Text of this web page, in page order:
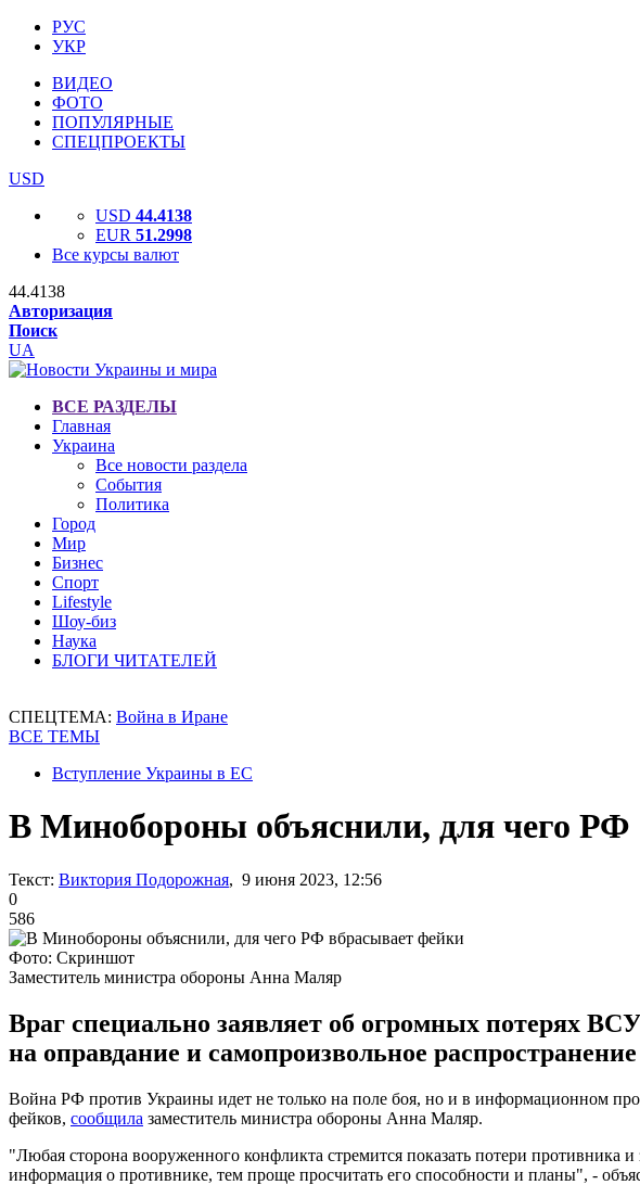
РУС
УКР
ВИДЕО
ФОТО
ПОПУЛЯРНЫЕ
СПЕЦПРОЕКТЫ
USD
USD 44.4138
EUR 51.2998
Все курсы валют
44.4138
Авторизация
Поиск
UA
ВСЕ РАЗДЕЛЫ
Главная
Украина
Все новости раздела
События
Политика
Город
Мир
Бизнес
Спорт
Lifestyle
Шоу-биз
Наука
БЛОГИ ЧИТАТЕЛЕЙ
СПЕЦТЕМА: Война в Иране
ВСЕ ТЕМЫ
Вступление Украины в ЕС
В Минобороны объяснили, для чего
Текст: Виктория Подорожная, 9 июня 2023, 12:56
0
586
Фото: Скриншот
Заместитель министра обороны Анна Маляр
Враг специально заявляет об огромных потерях
на оправдание и самопроизвольное
Война РФ против Украины идет не только на поле боя, но и в информационном
фейков, сообщила заместитель министра обороны Анна Маляр.
"Любая сторона вооруженного конфликта стремится показать потери
информация о противнике, тем проще просчитать его способности и планы", -